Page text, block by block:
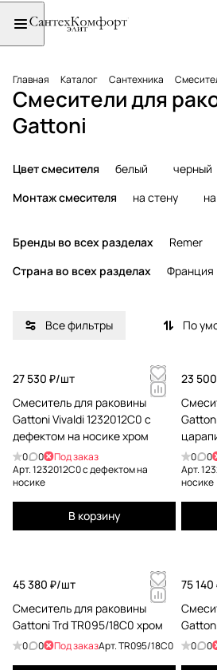
Главная Каталог Сантехника
Смесители для
Gattoni
Цвет смесителя белый черный
Монтаж смесителя
на стену
Бренды во всех разделах Remer
Страна во всех разделах
Франция
Все фильтры По
27 530 ₽/шт
Смеситель для раковины
Gattoni Vivaldi 1232012C0 с
дефектом на носике хром
0 0
Под заказ
Арт.1232012C0 с дефектом на
носике
В корзину
23
0 0
Арт.
носике
45 380 ₽/шт
Смеситель для раковины
Gattoni Trd TR095/18C0 хром
0 0 Под заказАрт.TR095/18C0
75 140
0 0